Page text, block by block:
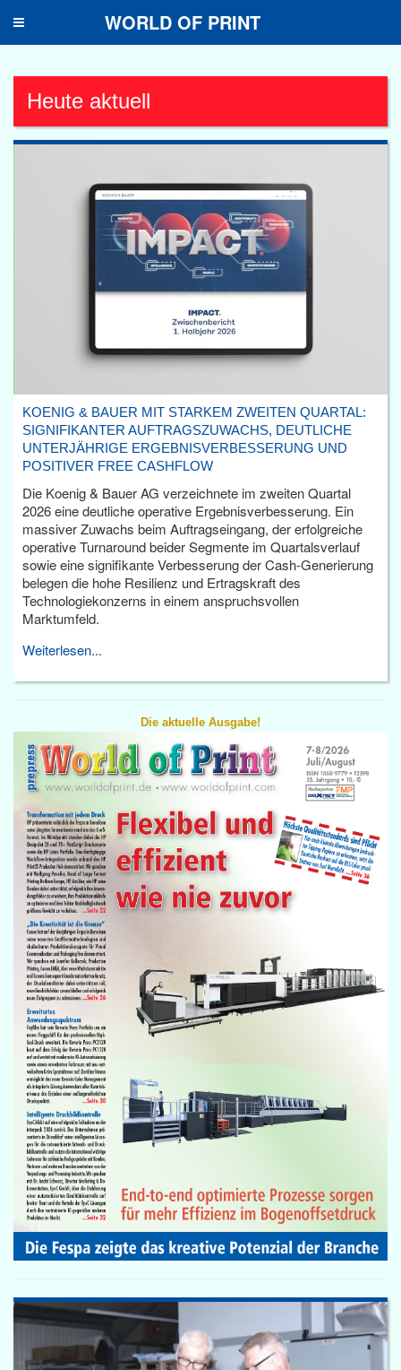
Toggle
WORLD OF PRINT
Heute aktuell
KOENIG & BAUER MIT STARKEM ZWEITEN QUARTAL:
SIGNIFIKANTER AUFTRAGSZUWACHS, DEUTLICHE
UNTERJÄHRIGE ERGEBNISVERBESSERUNG UND
POSITIVER FREE CASHFLOW
Die Koenig & Bauer AG verzeichnete im zweiten Quartal
2026 eine deutliche operative Ergebnisverbesserung. Ein
massiver Zuwachs beim Auftragseingang, der erfolgreiche
operative Turnaround beider Segmente im Quartalsverlauf
sowie eine signifikante Verbesserung der Cash-Generierung
belegen die hohe Resilienz und Ertragskraft des
Technologiekonzerns in einem anspruchsvollen
Marktumfeld.
Weiterlesen...
Die aktuelle Ausgabe!